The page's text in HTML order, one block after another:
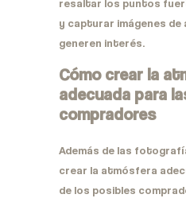
resaltar los puntos
y capturar imágenes de
generen interés.
Cómo crear la
adecuada para
compradores
Además de las
crear la atmósfera
de los posibles